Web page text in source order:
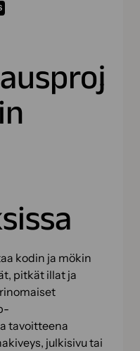
kodin ja mökin
pitkät illat ja
tavoitteena
julkisivu tai